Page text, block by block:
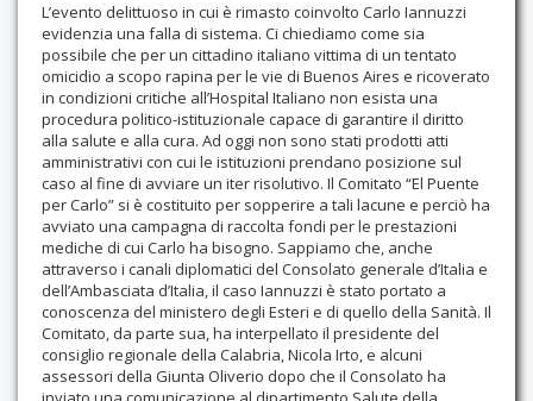
L’evento delittuoso in cui è rimasto coinvolto Carlo Iannuzzi
evidenzia una falla di sistema. Ci chiediamo come sia
possibile che per un cittadino italiano vittima di un tentato
omicidio a scopo rapina per le vie di Buenos Aires e ricoverato
in condizioni critiche all’Hospital Italiano non esista una
procedura politico-istituzionale capace di garantire il diritto
alla salute e alla cura. Ad oggi non sono stati prodotti atti
amministrativi con cui le istituzioni prendano posizione sul
caso al fine di avviare un iter risolutivo. Il Comitato “El Puente
per Carlo” si è costituito per sopperire a tali lacune e perciò ha
avviato una campagna di raccolta fondi per le prestazioni
mediche di cui Carlo ha bisogno. Sappiamo che, anche
attraverso i canali diplomatici del Consolato generale d’Italia e
dell’Ambasciata d’Italia, il caso Iannuzzi è stato portato a
conoscenza del ministero degli Esteri e di quello della Sanità. Il
Comitato, da parte sua, ha interpellato il presidente del
consiglio regionale della Calabria, Nicola Irto, e alcuni
assessori della Giunta Oliverio dopo che il Consolato ha